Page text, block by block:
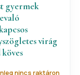
gyermek
virág
nincs raktáron